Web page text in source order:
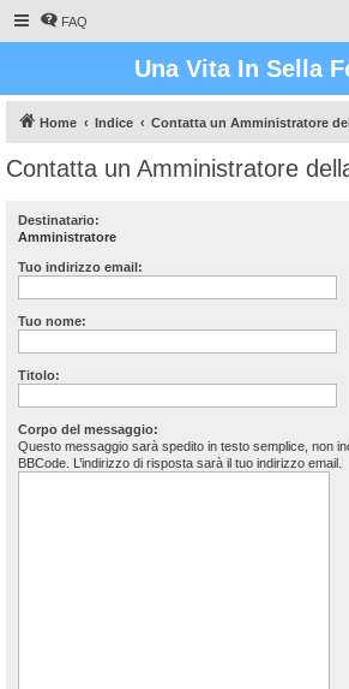
FAQ
Una Vita In Sella
Home Indice Contatta un Amministratore
Contatta un Amministratore
Destinatario:
Amministratore
Tuo indirizzo email:
Tuo nome:
Titolo:
Corpo del messaggio:
Questo messaggio sarà spedito in testo semplice, non
BBCode. L’indirizzo di risposta sarà il tuo indirizzo email.